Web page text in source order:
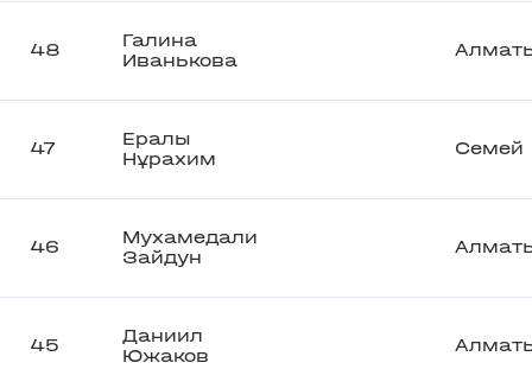
48
Галина
Иванькова
47
Ералы
Нұрахим
Семей
46
Мухамедали
Зайдун
45
Даниил
Южаков